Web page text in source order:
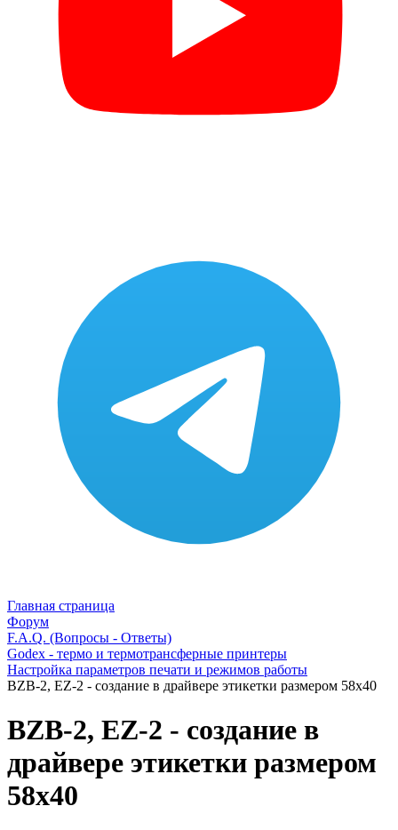
Главная страница
Форум
F.A.Q. (Вопросы - Ответы)
Godex - термо и термотрансферные принтеры
Настройка параметров печати и режимов работы
BZB-2, EZ-2 - создание в драйвере этикетки размером 58х40
BZB-2, EZ-2 - создание в
драйвере этикетки размером
58х40